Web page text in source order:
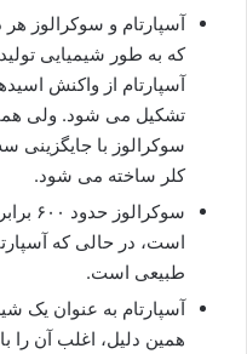
آسپارتام و سوکرالوز
که به طور شیمیایی
آسپارتام از واکنش
تشکیل می شود. ولی
سوکرالوز با جایگزینی
کلر ساخته می شود.
طبیعی است.
آسپارتام به عنوان یک
همین دلیل، اغلب آن را